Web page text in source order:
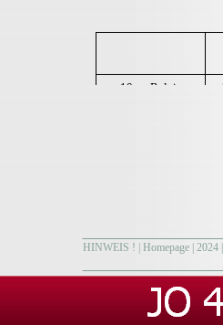
10 m. Relais
HINWEIS ! Homepage 2024